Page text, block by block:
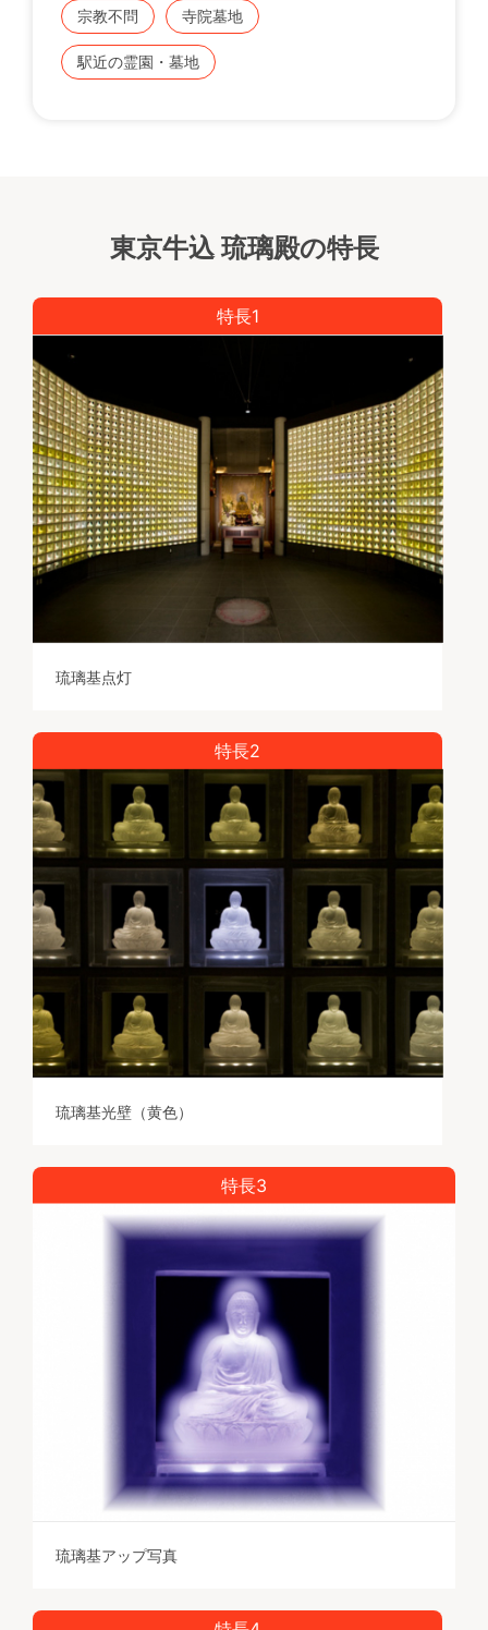
大都会の喧騒を忘れさせる静かな佇まいと光に包まれ
た心地良い空間に出会えます。
宗教不問 寺院墓地
駅近の霊園・墓地
東京牛込 琉璃殿の特長
特長1
琉璃基点灯
特長2
琉璃基光壁（黄色）
特長3
琉璃基アップ写真